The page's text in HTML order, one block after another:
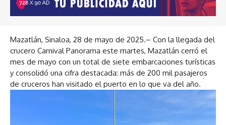
Mazatlán, Sinaloa, 28 de mayo de 2025.– Con la llegada del
crucero Carnival Panorama este martes, Mazatlán cerró el
mes de mayo con un total de siete embarcaciones turísticas
y consolidó una cifra destacada: más de 200 mil pasajeros
de cruceros han visitado el puerto en lo que va del año.